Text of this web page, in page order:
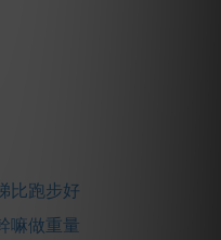
比跑步好
嘛做重量